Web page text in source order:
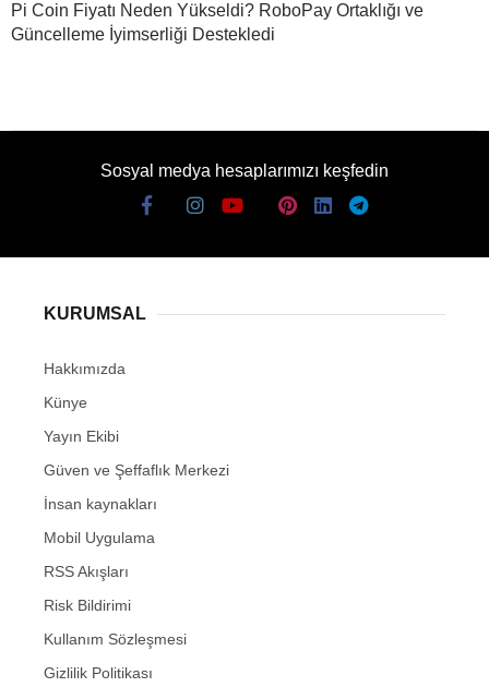
Pi Coin Fiyatı Neden Yükseldi? RoboPay Ortaklığı ve
Güncelleme İyimserliği Destekledi
Sosyal medya hesaplarımızı keşfedin
KURUMSAL
Hakkımızda
Künye
Yayın Ekibi
Güven ve Şeffaflık Merkezi
İnsan kaynakları
Mobil Uygulama
RSS Akışları
Risk Bildirimi
Kullanım Sözleşmesi
Gizlilik Politikası